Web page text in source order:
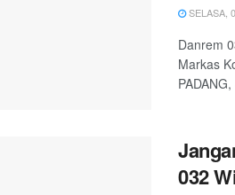
SELASA,
Danrem
Markas
032